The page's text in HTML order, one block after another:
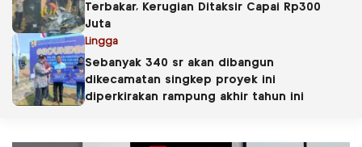
Terbakar, Kerugian Ditaksir Capai Rp300
Juta
Lingga
Sebanyak 340 sr akan dibangun
dikecamatan singkep proyek ini
diperkirakan rampung akhir tahun ini